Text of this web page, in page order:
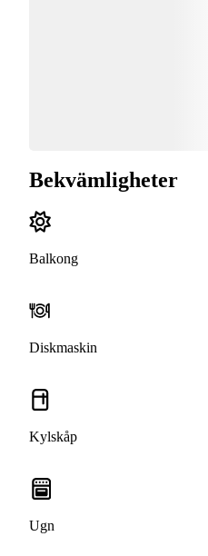
Bekvämligheter
Balkong
Diskmaskin
Kylskåp
Ugn